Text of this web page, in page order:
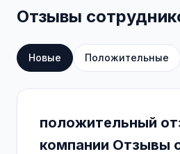
Отзывы
Новые Положительные
положительный
компании Отзывы